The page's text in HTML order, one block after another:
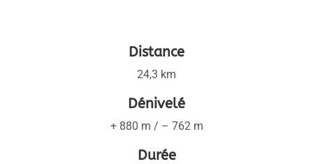
Distance
24,3 km
Dénivelé
+ 880 m / – 762 m
Durée